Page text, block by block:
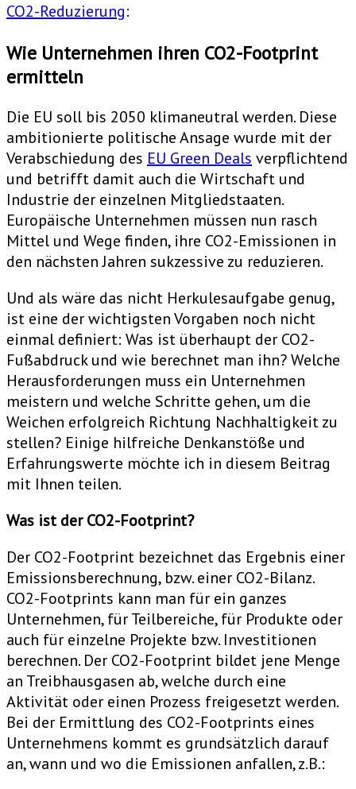
CO2-Reduzierung:
Wie Unternehmen ihren CO2-Footprint
ermitteln
Die EU soll bis 2050 klimaneutral werden. Diese
ambitionierte politische Ansage wurde mit der
Verabschiedung des EU Green Deals verpflichtend
und betrifft damit auch die Wirtschaft und
Industrie der einzelnen Mitgliedstaaten.
Europäische Unternehmen müssen nun rasch
Mittel und Wege finden, ihre CO2-Emissionen in
den nächsten Jahren sukzessive zu reduzieren.
Und als wäre das nicht Herkulesaufgabe genug,
ist eine der wichtigsten Vorgaben noch nicht
einmal definiert: Was ist überhaupt der CO2-
Fußabdruck und wie berechnet man ihn? Welche
Herausforderungen muss ein Unternehmen
meistern und welche Schritte gehen, um die
Weichen erfolgreich Richtung Nachhaltigkeit zu
stellen? Einige hilfreiche Denkanstöße und
Erfahrungswerte möchte ich in diesem Beitrag
mit Ihnen teilen.
Was ist der CO2-Footprint?
Der CO2-Footprint bezeichnet das Ergebnis einer
Emissionsberechnung, bzw. einer CO2-Bilanz.
CO2-Footprints kann man für ein ganzes
Unternehmen, für Teilbereiche, für Produkte oder
auch für einzelne Projekte bzw. Investitionen
berechnen. Der CO2-Footprint bildet jene Menge
an Treibhausgasen ab, welche durch eine
Aktivität oder einen Prozess freigesetzt werden.
Bei der Ermittlung des CO2-Footprints eines
Unternehmens kommt es grundsätzlich darauf
an, wann und wo die Emissionen anfallen, z.B.: